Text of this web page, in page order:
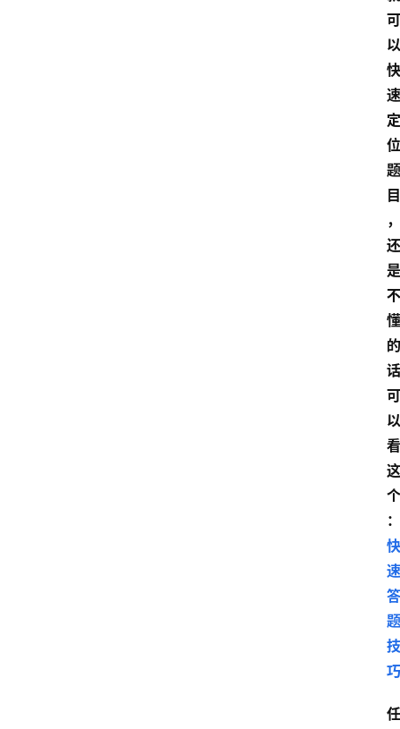
可
以
快
速
定
位
题
目
，
还
是
不
懂
的
话
可
以
看
这
个
：
快
速
答
题
技
巧
任